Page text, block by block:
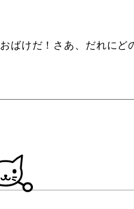
けだ！さあ、だれにど